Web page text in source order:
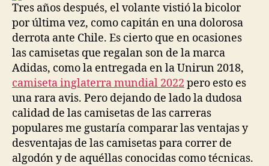
Tres años después, el volante vistió la bicolor
por última vez, como capitán en una dolorosa
derrota ante Chile. Es cierto que en ocasiones
las camisetas que regalan son de la marca
Adidas, como la entregada en la Unirun 2018,
camiseta inglaterra mundial 2022 pero esto es
una rara avis. Pero dejando de lado la dudosa
calidad de las camisetas de las carreras
populares me gustaría comparar las ventajas y
desventajas de las camisetas para correr de
algodón y de aquéllas conocidas como técnicas.